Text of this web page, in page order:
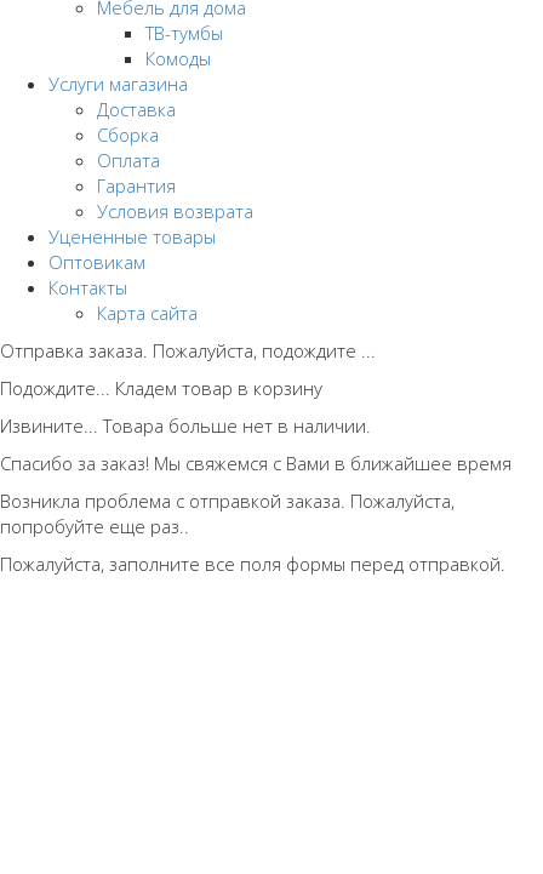
Мебель для дома
ТВ-тумбы
Комоды
Услуги магазина
Доставка
Сборка
Оплата
Гарантия
Условия возврата
Уцененные товары
Оптовикам
Контакты
Карта сайта
Отправка заказа. Пожалуйста, подождите ...
Подождите... Кладем товар в корзину
Извините... Товара больше нет в наличии.
Спасибо за заказ! Мы свяжемся с Вами в ближайшее время
Возникла проблема с отправкой заказа. Пожалуйста,
попробуйте еще раз..
Пожалуйста, заполните все поля формы перед отправкой.